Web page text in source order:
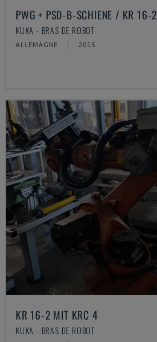
PWG + PSD-B-SCHIENE / KR 16-2
KUKA - BRAS DE ROBOT
ALLEMAGNE 2015
KR 16-2 MIT KRC 4
KUKA - BRAS DE ROBOT